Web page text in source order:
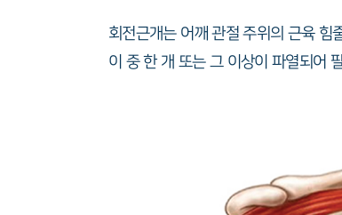
회전근개는 어깨 관절 주위의 근육 힘
이 중 한 개 또는 그 이상이 파열되어